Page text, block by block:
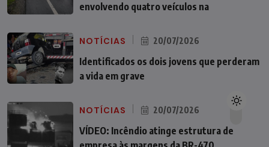
envolvendo quatro veículos na
NOTÍCIAS 20/07/2026
Identificados os dois jovens que perderam
a vida em grave
NOTÍCIAS 20/07/2026
VÍDEO: Incêndio atinge estrutura de